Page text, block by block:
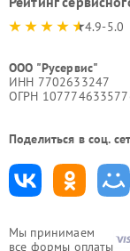
Мы принимаем
все формы оплаты
4.9-5.0
ООО "Русервис"
ИНН 7702633247
ОГРН
Поделиться в соц.